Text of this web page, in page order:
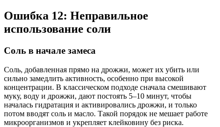
Ошибка 12: Неправильное
использование соли
Соль в начале замеса
Соль, добавленная прямо на дрожжи, может их убить или
сильно замедлить активность, особенно при высокой
концентрации. В классическом подходе сначала смешивают
муку, воду и дрожжи, дают постоять 5–10 минут, чтобы
началась гидратация и активировались дрожжи, и только
потом вводят соль и масло. Такой порядок не мешает работе
микроорганизмов и укрепляет клейковину без риска.